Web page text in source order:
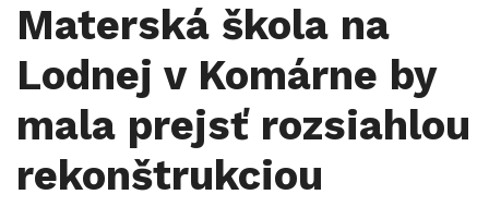
Materská škola na
Lodnej v Komárne by
mala prejsť rozsiahlou
rekonštrukciou